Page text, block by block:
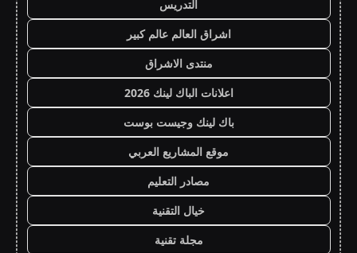
التدريس
اشراق العالم عالم كبير
منتدى الاشراق
اعلانات الباك لينك 2026
باك لينك وجيست بوست
موقع المشاريع العربي
مصادر التعليم
خيال التقنية
مجلة تقنية